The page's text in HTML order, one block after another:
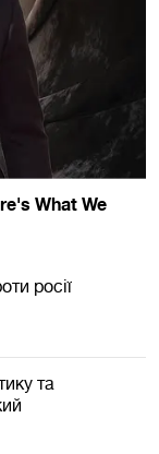
росії
та